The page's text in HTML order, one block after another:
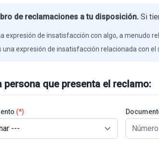
de reclamaciones a tu disposición. Si
expresión de insatisfacción con algo, a menudo
una expresión de insatisfacción relacionada con el
persona que presenta el reclamo:
(*)